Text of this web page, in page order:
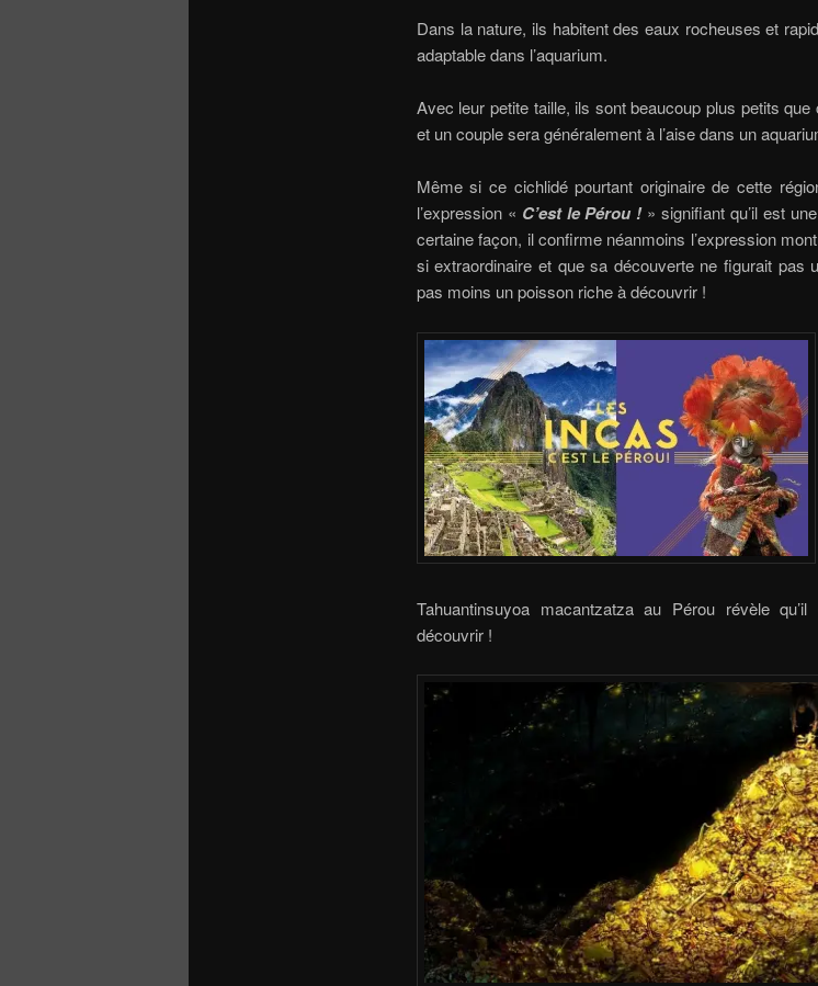
Dans la nature, ils habitent des eaux rocheuses et
adaptable dans l’aquarium.
Avec leur petite taille, ils sont beaucoup plus petits
et un couple sera généralement à l’aise dans un
Même si ce cichlidé pourtant originaire de cette
l’expression « C’est le Pérou !» signifiant qu’il est
certaine façon, il confirme néanmoins l’expression
si extraordinaire et que sa découverte ne figurait pas
pas moins un poisson riche à découvrir !
Tahuantinsuyoa macantzatza au Pérou révèle
découvrir !